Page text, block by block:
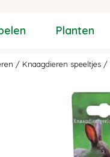
Knaagdieren speeltjes
Planten